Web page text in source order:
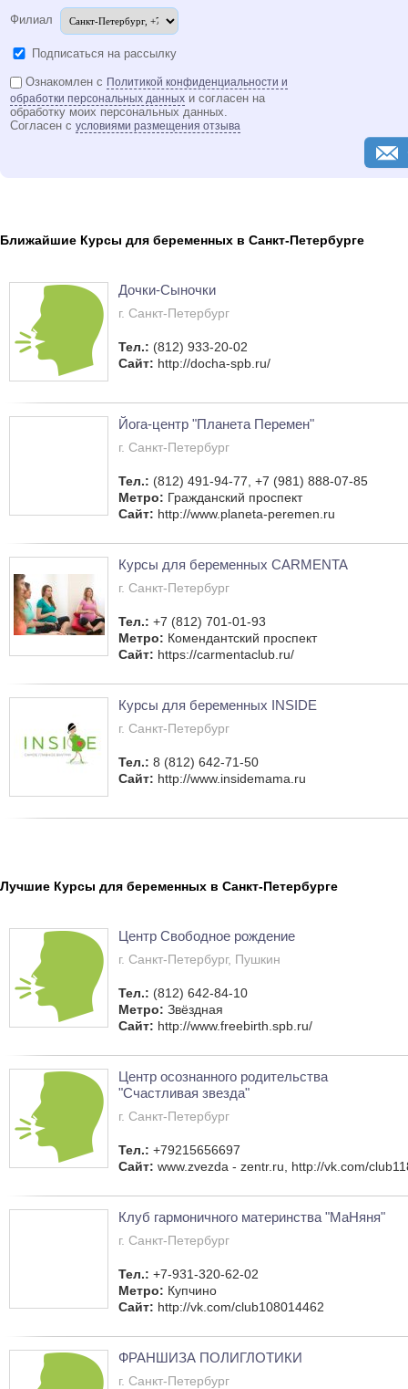
Филиал
Подписаться на рассылку
Ознакомлен с Политикой конфиденциальности и
обработки персональных данных и согласен на
обработку моих персональных данных.
Согласен с условиями размещения отзыва
Ближайшие Курсы для беременных в Санкт-Петербурге
Дочки-Сыночки
г. Санкт-Петербург
Тел.: (812) 933-20-02
Сайт: http://docha-spb.ru/
Йога-центр "Планета Перемен"
г. Санкт-Петербург
Тел.: (812) 491-94-77, +7 (981) 888-07-85
Метро: Гражданский проспект
Сайт: http://www.planeta-peremen.ru
Курсы для беременных CARMENTA
г. Санкт-Петербург
Тел.: +7 (812) 701-01-93
Метро: Комендантский проспект
Сайт: https://carmentaclub.ru/
Курсы для беременных INSIDE
г. Санкт-Петербург
Тел.: 8 (812) 642-71-50
Сайт: http://www.insidemama.ru
Лучшие Курсы для беременных в Санкт-Петербурге
Центр Свободное рождение
г. Санкт-Петербург, Пушкин
Тел.: (812) 642-84-10
Метро: Звёздная
Сайт: http://www.freebirth.spb.ru/
Центр осознанного родительства
"Счастливая звезда"
г. Санкт-Петербург
Тел.: +79215656697
Сайт: www.zvezda - zentr.ru, http://vk.com/
Клуб гармоничного материнства "МаНяня"
г. Санкт-Петербург
Тел.: +7-931-320-62-02
Метро: Купчино
Сайт: http://vk.com/club108014462
ФРАНШИЗА ПОЛИГЛОТИКИ
г. Санкт-Петербург